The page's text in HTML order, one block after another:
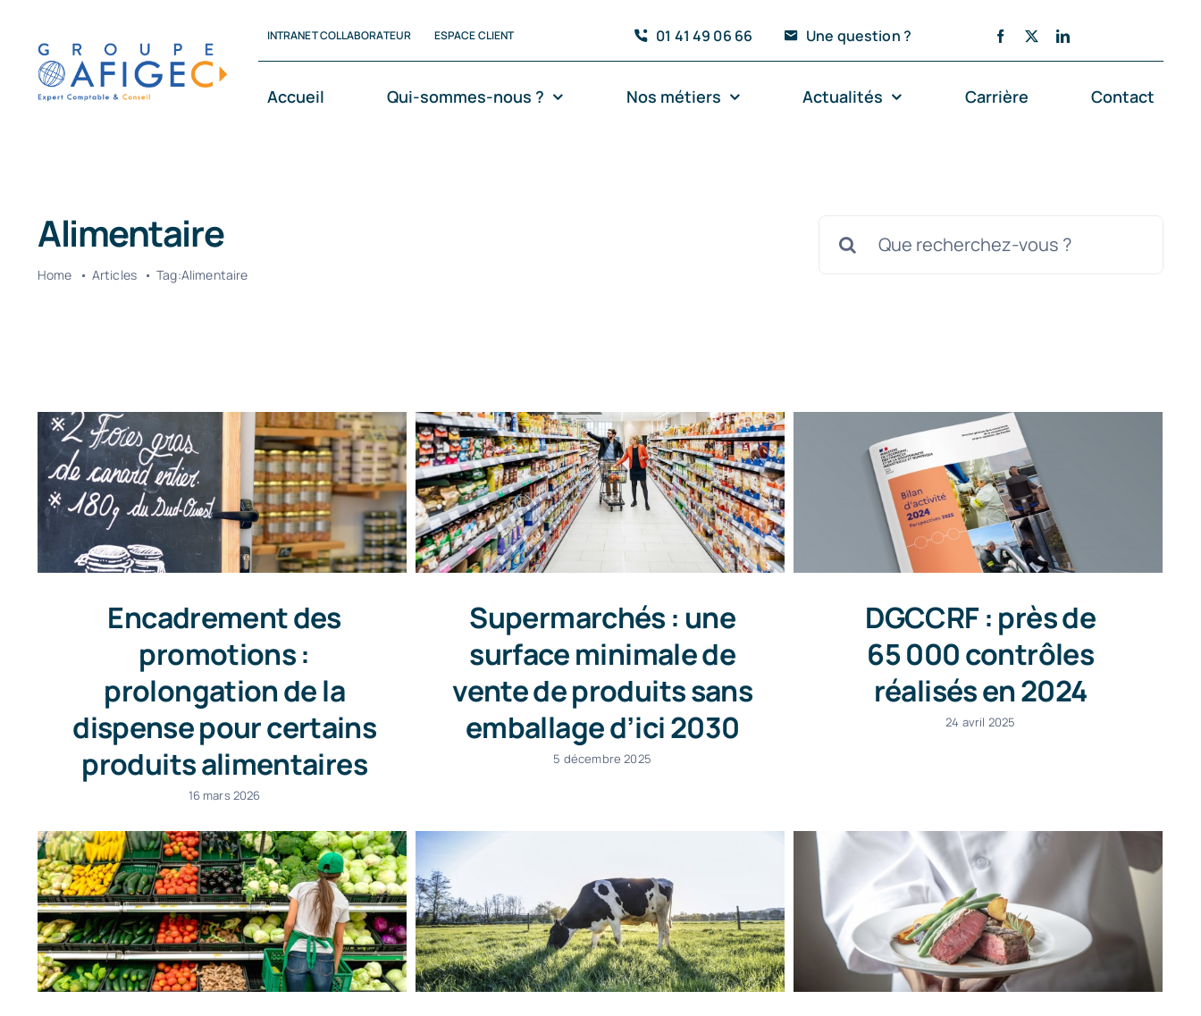
contenu
INTRANET COLLABORATEUR ESPACE CLIENT 01 41 49 06 66 Une question ?
Accueil Qui-sommes-nous ? Nos métiers Actualités Carrière Contact
Alimentaire
Home Articles Tag:Alimentaire
Encadrement des
promotions :
prolongation de la
dispense pour certains
produits alimentaires
16 mars 2026
Supermarchés : une
surface minimale de
vente de produits sans
emballage d’ici 2030
5 décembre 2025
DGCCRF : près de
65 000 contrôles
réalisés en 2024
24 avril 2025